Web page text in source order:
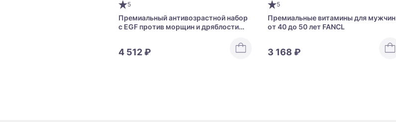
5
Премиальный антивозрастной набор
с EGF против морщин и дряблости
4 512 ₽
5
Премиальные витамины для мужчин
от 40 до 50 лет FANCL
3 168 ₽